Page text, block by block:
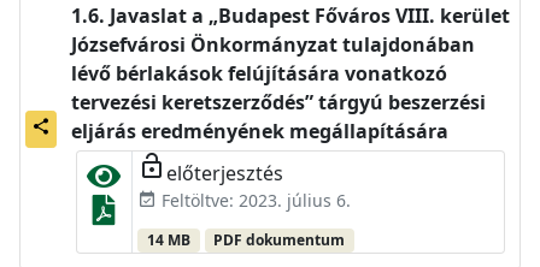
share
Javaslat a „Budapest Főváros VIII. kerület
Józsefvárosi Önkormányzat tulajdonában
lévő bérlakások felújítására vonatkozó
tervezési keretszerződés” tárgyú beszerzési
eljárás eredményének megállapítására
lock_open előterjesztés
event_available Feltöltve: 2023. július 6.
14 MB PDF dokumentum